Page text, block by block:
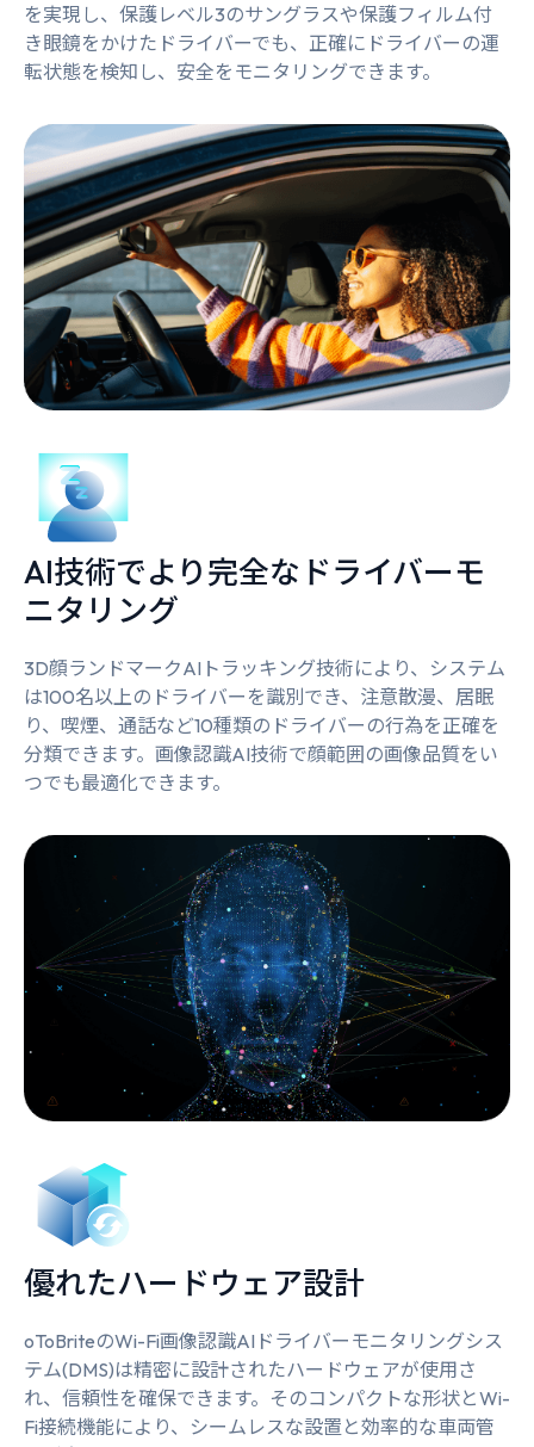
を実現し、保護レベル3のサングラスや保護フィルム付
き眼鏡をかけたドライバーでも、正確にドライバーの運
転状態を検知し、安全をモニタリングできます。
AI技術でより完全なドライバーモ
ニタリング
3D顔ランドマークAIトラッキング技術により、システム
は100名以上のドライバーを識別でき、注意散漫、居眠
り、喫煙、通話など10種類のドライバーの行為を正確を
分類できます。画像認識AI技術で顔範囲の画像品質をい
つでも最適化できます。
優れたハードウェア設計
oToBriteのWi-Fi画像認識AIドライバーモニタリングシス
テム(DMS)は精密に設計されたハードウェアが使用さ
れ、信頼性を確保できます。そのコンパクトな形状とWi-
Fi接続機能により、シームレスな設置と効率的な車両管